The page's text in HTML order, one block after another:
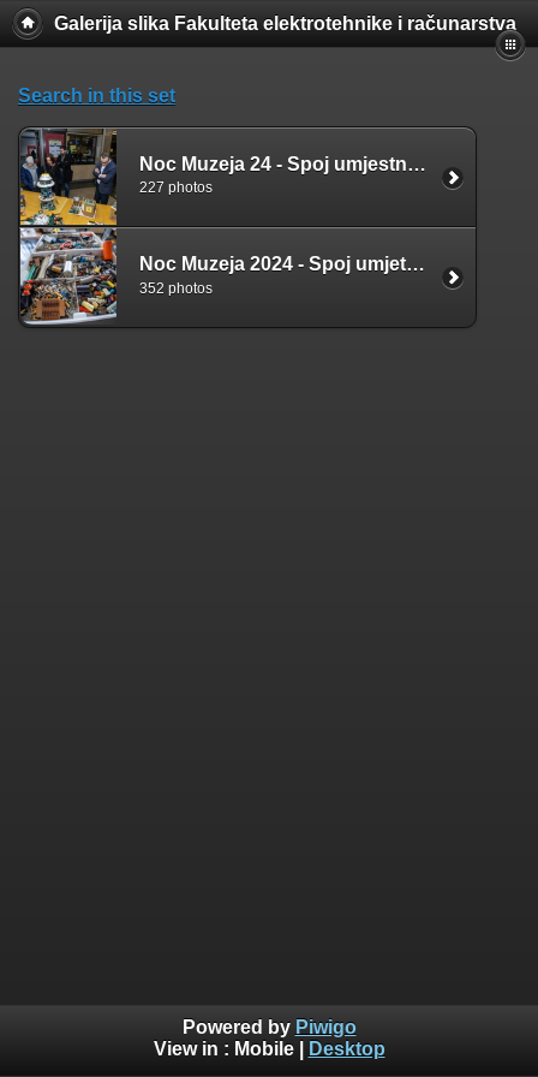
Galerija slika Fakulteta elektrotehnike i računarstva
Search in this set
Noc Muzeja 24 - Spoj umjestnosti i tehnologije - 26.1.2024
227 photos
Noc Muzeja 2024 - Spoj umjetnosti i tehnologije - Radionica - 22.1.2024
352 photos
Powered by Piwigo
View in : Mobile| Desktop